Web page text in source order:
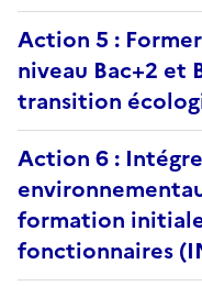
Action 5 :
niveau Bac+2 et
transition
Action 6 :
formation
fonctionnaires